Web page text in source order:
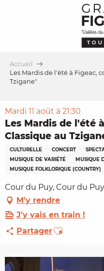
Accueil
Les Mardis de l'été à Figeac,
Tzigane"
Mardi 11 août à 21:30
Les Mardis de l'été
Classique au
CULTURELLE CONCERT
MUSIQUE DE VARIÉTÉ
MUSIQUE
MUSIQUE FOLKLORIQUE (COUNTRY)
Cour du Puy, Cour du
M'y rendre
J'y vais en train !
PartagerAjouter aux